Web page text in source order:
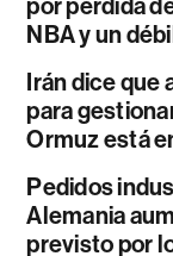
NBA y un
Irán dice que
para
Ormuz está
Pedidos
Alemania
previsto por